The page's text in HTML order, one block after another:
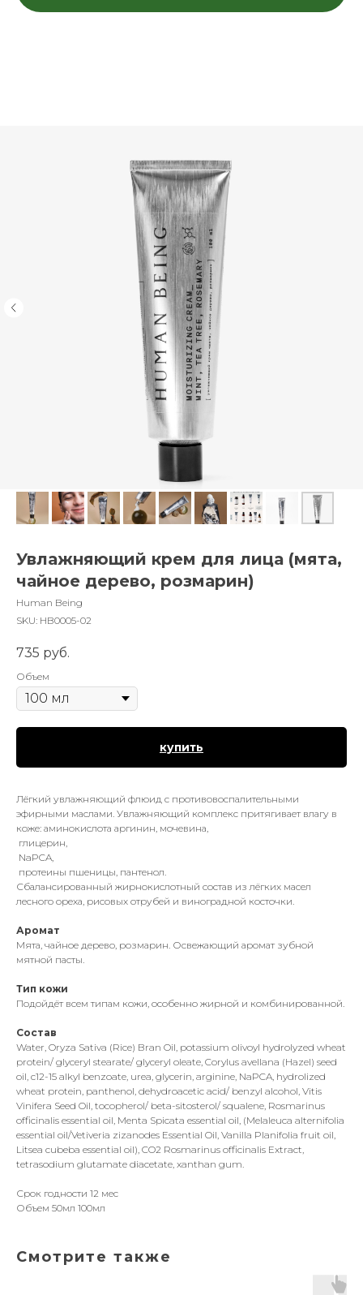
Увлажняющий крем для лица (мята,
чайное дерево, розмарин)
Human Being
SKU: HB0005-02
735 руб.
Объем
купить
Лёгкий увлажняющий флюид с противовоспалительными
эфирными маслами. Увлажняющий комплекс притягивает влагу в
коже: аминокислота аргинин, мочевина,
глицерин,
NaPCA,
протеины пшеницы, пантенол.
Сбалансированный жирнокислотный состав из лёгких масел
лесного ореха, рисовых отрубей и виноградной косточки.
Аромат
Мята, чайное дерево, розмарин. Освежающий аромат зубной
мятной пасты.
Тип кожи
Подойдёт всем типам кожи, особенно жирной и комбинированной.
Состав
Water, Oryza Sativa (Rice) Bran Oil, potassium olivoyl hydrolyzed wheat
protein/ glyceryl stearate/ glyceryl oleate, Corylus avellana (Hazel) seed
oil, c12-15 alkyl benzoate, urea, glycerin, arginine, NaPCA, hydrolized
wheat protein, panthenol, dehydroacetic acid/ benzyl alcohol, Vitis
Vinifera Seed Oil, tocopherol/ beta-sitosterol/ squalene, Rosmarinus
officinalis essential oil, Menta Spicata essential oil, (Melaleuca alternifolia
essential oil/Vetiveria zizanodes Essential Oil, Vanilla Planifolia fruit oil,
Litsea cubeba essential oil), CO2 Rosmarinus officinalis Extract,
tetrasodium glutamate diacetate, xanthan gum.
Срок годности 12 мес
Объем 50мл 100мл
Смотрите также